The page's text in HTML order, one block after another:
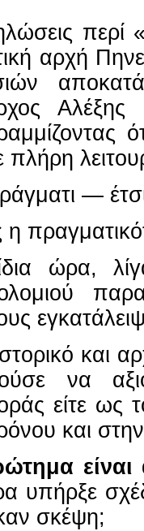
αρχή
Αλέξης
πλήρη
—
ώρα,
και
να
είτε ως
και
υπήρξε
σκέψη;